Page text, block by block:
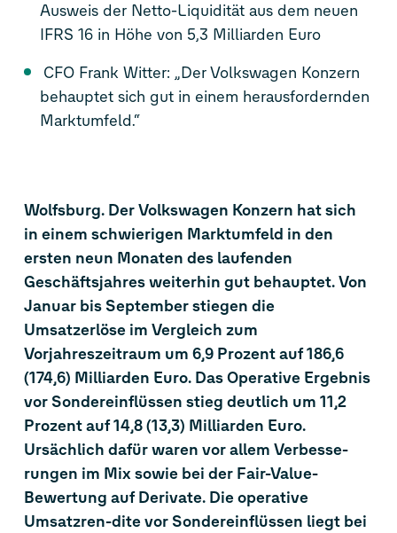
Ausweis der Netto-Liquidität aus dem neuen
IFRS 16 in Höhe von 5,3 Milliarden Euro
behauptet sich gut in einem herausfordernden
Marktumfeld.“
Wolfsburg. Der Volkswagen Konzern hat sich
in einem schwierigen Marktumfeld in den
ersten neun Monaten des laufenden
Geschäftsjahres weiterhin gut behauptet. Von
Januar bis September stiegen die
Umsatzerlöse im Vergleich zum
Vorjahreszeitraum um 6,9 Prozent auf 186,6
(174,6) Milliarden Euro. Das Operative Ergebnis
vor Sondereinflüssen stieg deutlich um 11,2
Prozent auf 14,8 (13,3) Milliarden Euro.
Ursächlich dafür waren vor allem Verbesse-
rungen im Mix sowie bei der Fair-Value-
Bewertung auf Derivate. Die operative
Umsatzren-dite vor Sondereinflüssen liegt bei